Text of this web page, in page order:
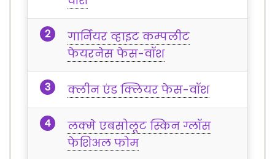
गार्नियर व्हाइट कम्पलीट
फेयरनेस फेस-वॉश
क्लीन एंड क्लियर फेस-वॉश
लक्मे एबसोलूट स्किन ग्लॉस
फेशिअल फोम